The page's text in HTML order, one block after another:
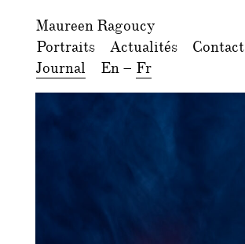
Maureen Ragoucy
Portraits
Actualités
Contact
Journal
En– Fr